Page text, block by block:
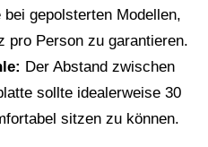
gepolsterten Modellen,
pro Person zu garantieren.
Der Abstand zwischen
sollte idealerweise 30
sitzen zu können.